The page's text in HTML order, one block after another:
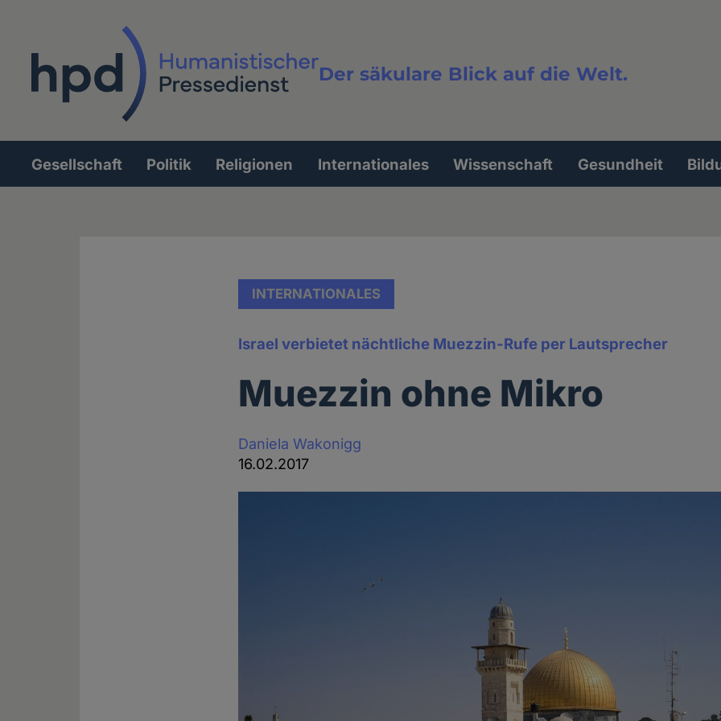
Der säkulare Blick auf die Welt.
Volltextsuche
Hauptnavigation
Gesellschaft Politik Religionen Internationales Wissenschaft Gesundheit
INTERNATIONALES
Israel verbietet nächtliche Muezzin-Rufe per Lautsprecher
Muezzin ohne Mikro
Daniela Wakonigg
16.02.2017